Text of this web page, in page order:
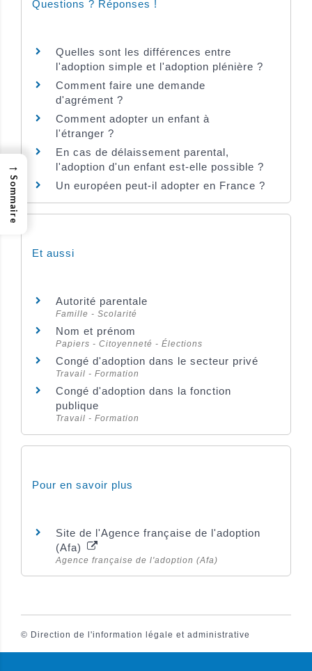
Questions ? Réponses !
Quelles sont les différences entre
l'adoption simple et l'adoption plénière ?
Comment faire une demande
d'agrément ?
Comment adopter un enfant à
l'étranger ?
En cas de délaissement parental,
l'adoption d'un enfant est-elle possible ?
Un européen peut-il adopter en France ?
Et aussi
Autorité parentale
Famille - Scolarité
Nom et prénom
Papiers - Citoyenneté - Élections
Congé d'adoption dans le secteur privé
Travail - Formation
Congé d'adoption dans la fonction
publique
Travail - Formation
Pour en savoir plus
Site de l'Agence française de l'adoption
(Afa)
Agence française de l'adoption (Afa)
© Direction de l'information légale et administrative
→
Sommaire